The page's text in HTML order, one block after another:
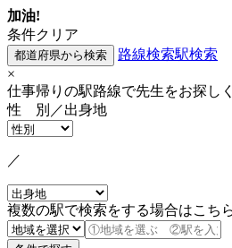
加油!
条件クリア
路線検索駅検索
×
仕事帰りの駅路線で先生をお探し
性 別／出身地
／
複数の駅で検索をする場合はこち